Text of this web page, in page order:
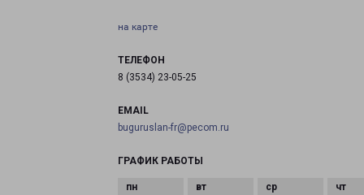
на карте
ТЕЛЕФОН
8 (3534) 23-05-25
EMAIL
buguruslan-fr@pecom.ru
ГРАФИК РАБОТЫ